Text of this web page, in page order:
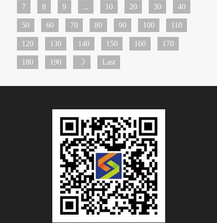
7 8 9 ... 10 20 30 40
50 60 70 80 90 100 110
120 130 140 150 160 170
180 190 Last